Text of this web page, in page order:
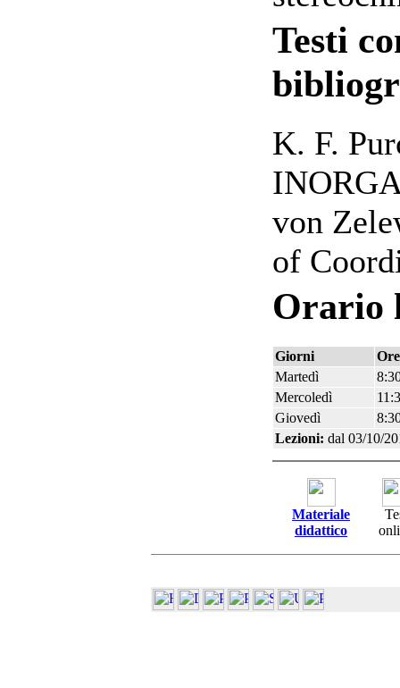
Testi
K. F.
von
of
Orario
Giorni
Ore
Martedì
Mercoledì
Giovedì
Lezioni: dal 03/10/
Materiale
didattico